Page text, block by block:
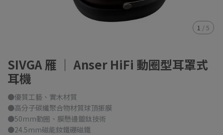
1 /5
SIVGA 雁 ｜ Anser HiFi 動圈型耳罩式
耳機
●優質工藝、實木材質
●高分子碳纖聚合物材質球頂振膜
●50mm動圈、膜懸邊鍍鈦技術
●24.5mm磁能釹鐵硼磁鐵